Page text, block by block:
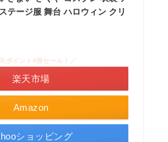
テージ服 舞台 ハロウィン クリ
Amazon
ポイント4倍セール！／
楽天市場
ショッピング